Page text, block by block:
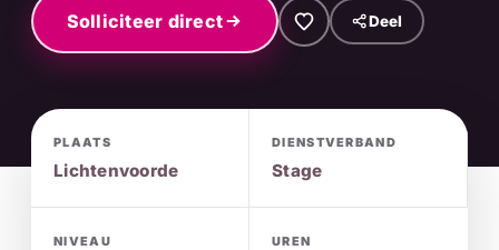
Solliciteer direct Deel
PLAATS
Lichtenvoorde
DIENSTVERBAND
Stage
NIVEAU UREN